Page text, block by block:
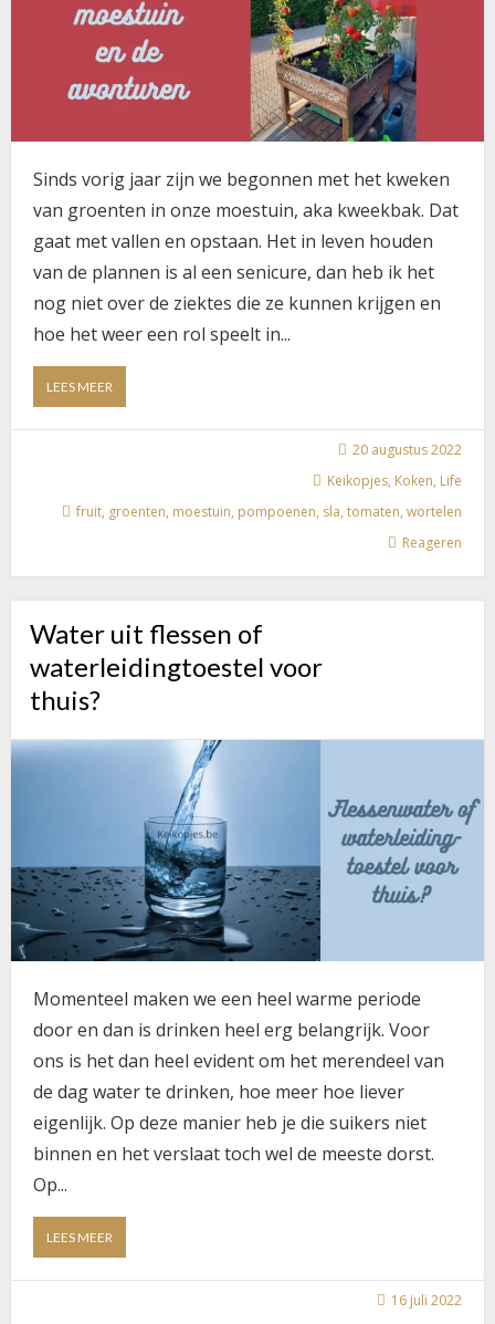
Sinds vorig jaar zijn we begonnen met het kweken
van groenten in onze moestuin, aka kweekbak. Dat
gaat met vallen en opstaan. Het in leven houden
van de plannen is al een senicure, dan heb ik het
nog niet over de ziektes die ze kunnen krijgen en
hoe het weer een rol speelt in...
LEES MEERABOUT
ONZE
MOESTUIN
20 augustus 2022
Keikopjes, Koken, Life
fruit, groenten, moestuin, pompoenen, sla,tomaten,wortelen
Reageren
Water uit flessen of
waterleidingtoestel voor
thuis?
Momenteel maken we een heel warme periode
door en dan is drinken heel erg belangrijk. Voor
ons is het dan heel evident om het merendeel van
de dag water te drinken, hoe meer hoe liever
eigenlijk. Op deze manier heb je die suikers niet
binnen en het verslaat toch wel de meeste dorst.
Op...
LEES MEERABOUT
WATER
UIT
16 juli 2022